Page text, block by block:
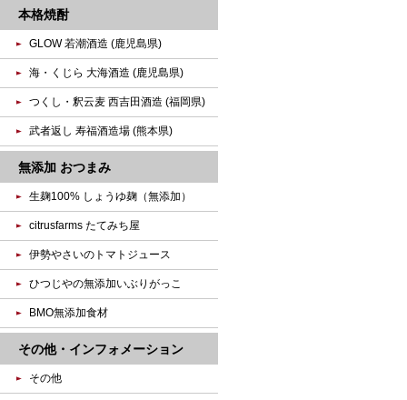
本格焼酎
GLOW 若潮酒造 (鹿児島県)
海・くじら 大海酒造 (鹿児島県)
つくし・釈云麦 西吉田酒造 (福岡県)
武者返し 寿福酒造場 (熊本県)
無添加 おつまみ
生麹100% しょうゆ麹（無添加）
citrusfarms たてみち屋
伊勢やさいのトマトジュース
ひつじやの無添加いぶりがっこ
BMO無添加食材
その他・インフォメーション
その他